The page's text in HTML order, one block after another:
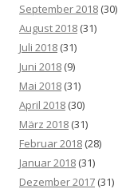
September 2018 (30)
August 2018 (31)
Juli 2018 (31)
Juni 2018 (9)
Mai 2018 (31)
April 2018 (30)
März 2018 (31)
Februar 2018 (28)
Januar 2018 (31)
Dezember 2017 (31)